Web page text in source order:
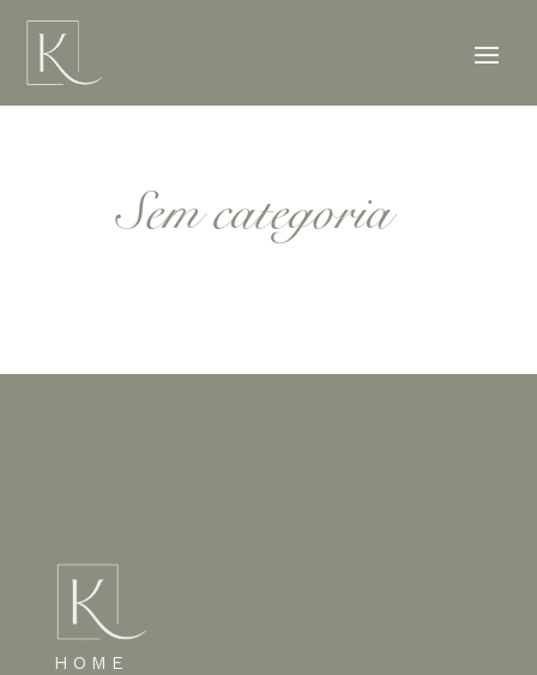
Sem categoria
HOME